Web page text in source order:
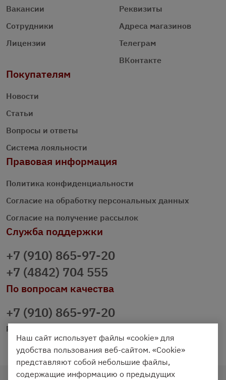
Вакансии
Сотрудники
Лицензии
Реквизиты
Адреса магазинов
Телеграм
ВКонтакте
Покупателям
Новости
Статьи
Вопросы и ответы
Система лояльности
Правовая информация
Политика конфиденциальности
Согласие на обработку персональных данных
Согласие на получение рассылок
Служба поддержки
+7 (910) 865-97-20
+7 (4842) 704 555
По вопросам качества
+7 (910) 865-97-20
prazdnichniy40@palmi.ru
Наш сайт использует файлы «cookie» для
удобства пользования веб-сайтом. «Cookie»
представляют собой небольшие файлы,
содержащие информацию о предыдущих